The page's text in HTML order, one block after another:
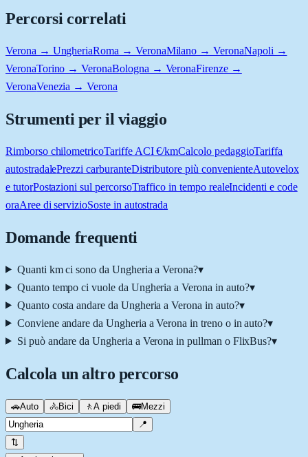
Percorsi correlati
Verona → UngheriaRoma → VeronaMilano → VeronaNapoli →
VeronaTorino → VeronaBologna → VeronaFirenze →
VeronaVenezia → Verona
Strumenti per il viaggio
Rimborso chilometricoTariffe ACI €/kmCalcolo pedaggioTariffa
autostradalePrezzi carburanteDistributore più convenienteAutovelox
e tutorPostazioni sul percorsoTraffico in tempo realeIncidenti e code
oraAree di servizioSoste in autostrada
Domande frequenti
Quanti km ci sono da Ungheria a Verona?▾
Quanto tempo ci vuole da Ungheria a Verona in auto?▾
Quanto costa andare da Ungheria a Verona in auto?▾
Conviene andare da Ungheria a Verona in treno o in auto?▾
Si può andare da Ungheria a Verona in pullman o FlixBus?▾
Calcola un altro percorso
🚗Auto 🚴Bici 🚶 A piedi 🚌Mezzi
📍
⇅